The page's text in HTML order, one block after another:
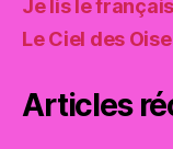
Je lis le
Le Ciel des
Articles